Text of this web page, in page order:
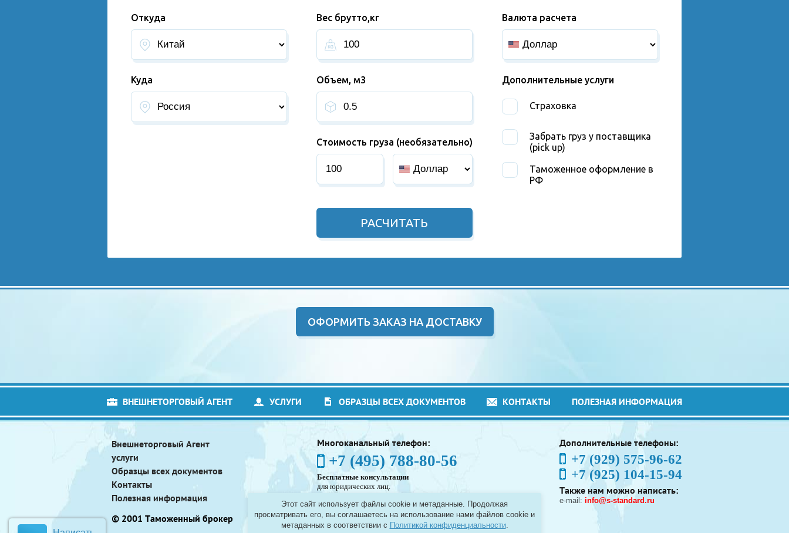
Этот сайт использует файлы cookie и метаданные. Продолжая
просматривать его, вы соглашаетесь на использование нами файлов cookie и
метаданных в соответствии с Политикой конфиденциальности.
Откуда
Куда
Вес брутто,кг
Объем, м3
Стоимость груза (необязательно)
Валюта расчета
Дополнительные услуги
Страховка
Забрать груз у поставщика
(pick up)
Таможенное оформление в
РФ
РАСЧИТАТЬ
ОФОРМИТЬ ЗАКАЗ НА ДОСТАВКУ
ВНЕШНЕТОРГОВЫЙ АГЕНТ УСЛУГИ ОБРАЗЦЫ ВСЕХ ДОКУМЕНТОВ КОНТАКТЫ ПОЛЕЗНАЯ ИНФОРМАЦИЯ
Внешнеторговый Агент
услуги
Образцы всех документов
Контакты
Полезная информация
© 2001 Таможенный брокер
Многоканальный телефон:
+7 (495) 788-80-56
Бесплатные консультации
для юридических лиц.
Таможенное оформление грузов в аэропортах
Москвы - Шереметьево, Домодедово и Внуково, а
Дополнительные телефоны:
+7 (929) 575-96-62
+7 (925) 104-15-94
Также нам можно написать:
e-mail: info@s-standard.ru